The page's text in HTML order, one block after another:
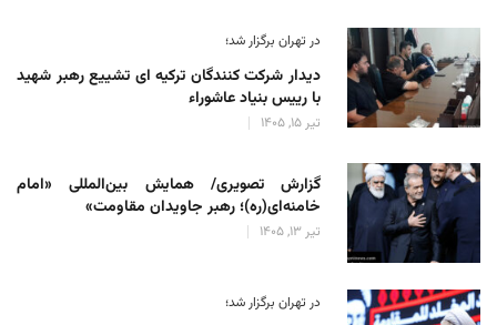
در تهران برگزار شد؛
دیدار شرکت کنندگان ترکیه ای تشییع رهبر شهید
با رییس بنیاد عاشوراء
تیر 15, 1405
گزارش تصویری/ همایش بین‌المللی «امام
خامنه‌ای(ره)؛ رهبر جاویدان مقاومت»
تیر 13, 1405
در تهران برگزار شد؛